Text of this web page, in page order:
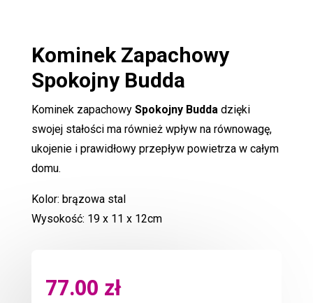
Kominek Zapachowy
Spokojny Budda
Kominek zapachowy Spokojny Buddadzięki
swojej stałości ma również wpływ na równowagę,
ukojenie i prawidłowy przepływ powietrza w całym
domu.
Kolor: brązowa stal
Wysokość: 19 x 11 x 12cm
77.00 zł